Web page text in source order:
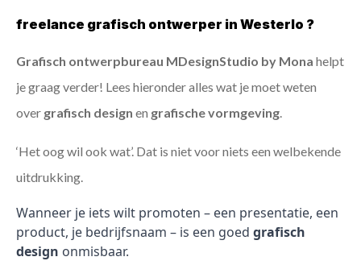
freelance grafisch ontwerper in Westerlo ?
Grafisch ontwerpbureau MDesignStudio by Mona helpt
je graag verder! Lees hieronder alles wat je moet weten
over grafisch design en grafische vormgeving
‘Het oog wil ook wat’. Dat is niet voor niets een welbekende
uitdrukking.
Wanneer je iets wilt promoten – een presentatie, een
product, je bedrijfsnaam – is een goed grafisch
design onmisbaar.